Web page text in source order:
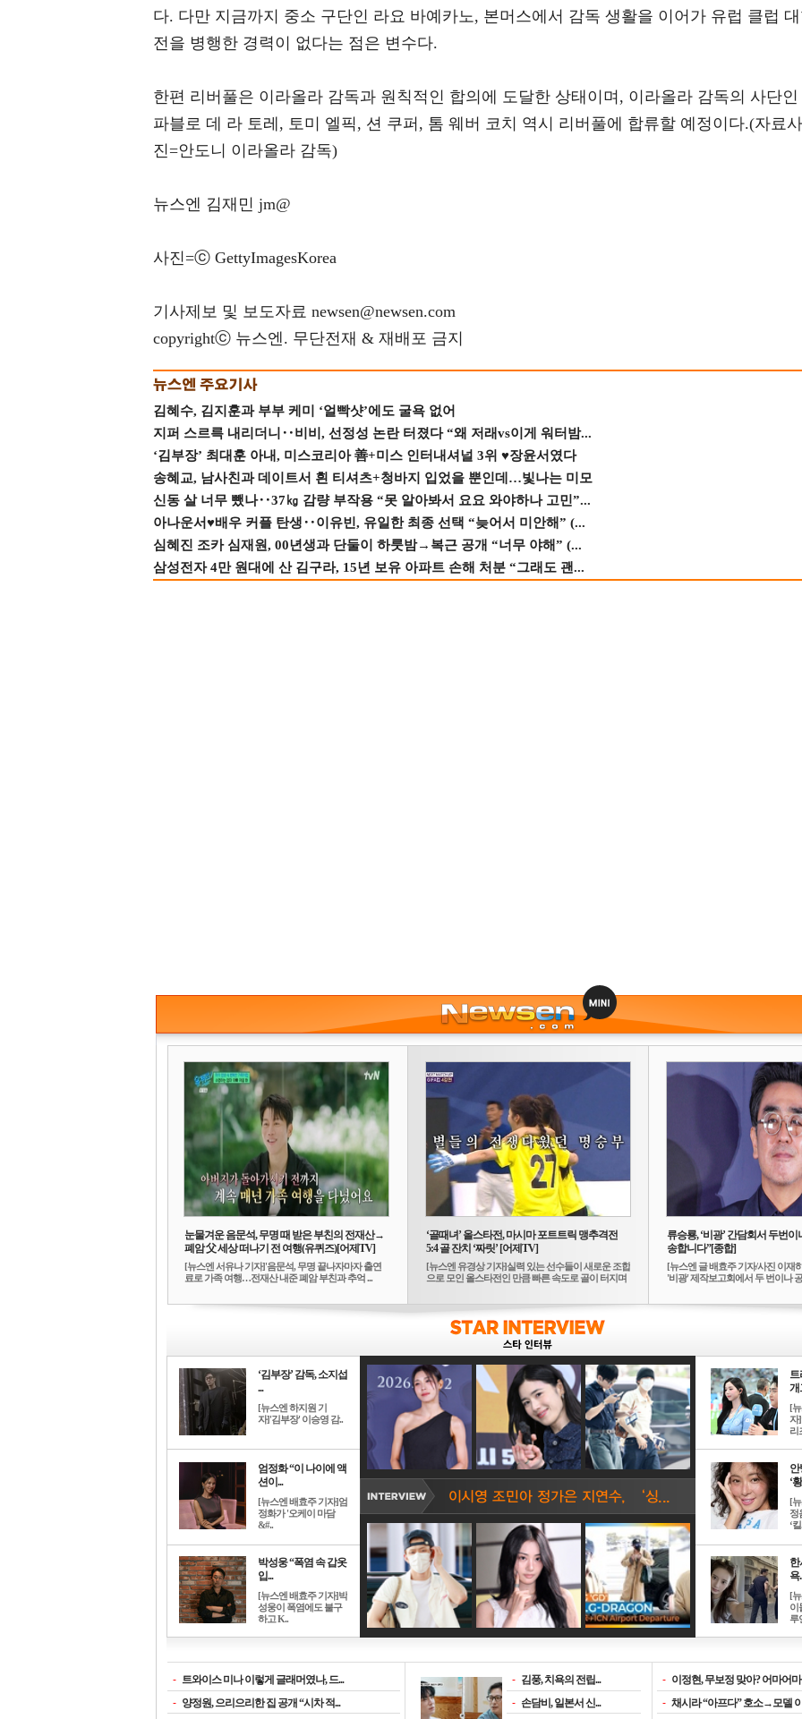
다. 다만 지금까지 중소 구단인 라요 바예카노, 본머스에서 감독 생활을 이어가 유럽 클럽
전을 병행한 경력이 없다는 점은 변수다.
한편 리버풀은 이라올라 감독과 원칙적인 합의에 도달한 상태이며, 이라올라 감독의 사단인
파블로 데 라 토레, 토미 엘픽, 션 쿠퍼, 톰 웨버 코치 역시 리버풀에 합류할 예정이다.(자료사
진=안도니 이라올라 감독)
뉴스엔 김재민 jm@
사진=ⓒ GettyImagesKorea
기사제보 및 보도자료 newsen@newsen.com
copyrightⓒ 뉴스엔. 무단전재 & 재배포 금지
김혜수, 김지훈과 부부 케미 ‘얼빡샷’에도 굴욕 없어
지퍼 스르륵 내리더니‥비비, 선정성 논란 터졌다 “왜 저래vs이게 워터밤...
‘김부장’ 최대훈 아내, 미스코리아 善+미스 인터내셔널 3위 ♥장윤서였다
송혜교, 남사친과 데이트서 흰 티셔츠+청바지 입었을 뿐인데…빛나는 미모
신동 살 너무 뺐나‥37㎏ 감량 부작용 “못 알아봐서 요요 와야하나 고민”...
아나운서♥배우 커플 탄생‥이유빈, 유일한 최종 선택 “늦어서 미안해” (...
심혜진 조카 심재원, 00년생과 단둘이 하룻밤→복근 공개 “너무 야해” (...
삼성전자 4만 원대에 산 김구라, 15년 보유 아파트 손해 처분 “그래도 괜...
눈물겨운 음문석, 무명 때 받은 부친의 전재산→
폐암 父 세상 떠나기 전 여행(유퀴즈)[어제TV]
[뉴스엔 서유나 기자]'음문석, 무명 끝나자마자 출연
료로 가족 여행…전재산 내준 폐암 부친과 추억 ...
‘골때녀’ 올스타전, 마시마 포트트릭 맹추격전
5:4 골 잔치 ‘짜릿’ [어제TV]
[뉴스엔 유경상 기자]실력 있는 선수들이 새로운 조합
으로 모인 올스타전인 만큼 빠른 속도로 골이 터지며
류승룡, ‘비광’ 간담회서 두번이
송합니다”[종합]
[뉴스엔 글 배효주 기자/사진 이재
'비광' 제작보고회에서 두 번이나
‘김부장’ 감독, 소지섭
...
[뉴스엔 하지원 기
자]'김부장' 이승영 감..
엄정화 “이 나이에 액
션이...
[뉴스엔 배효주 기자]엄
정화가 '오케이 마담
&#..
박성웅 “폭염 속 갑옷
입...
[뉴스엔 배효주 기자]박
성웅이 폭염에도 불구
하고 K..
트
개
[
자
리
안
‘
[
정
‘킬
한
욕
[
이
루
- 트와이스 미나 이렇게 글래머였나, 드...
- 양정원, 으리으리한 집 공개 “시차 적...
- 김풍, 치욕의 전립...
- 손담비, 일본서 신...
- 이정현, 무보정 맞아? 어마어마
- 채시라 “아프다” 호소→모델